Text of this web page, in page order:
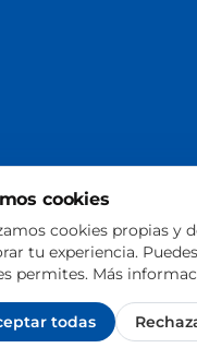
Términos y condiciones
cookies
cookies propias y
tu experiencia.
permites. Más
todas